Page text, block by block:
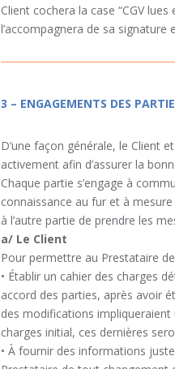
Client cochera la case “CGV
l’accompagnera de sa signature
3 – ENGAGEMENTS DES
D’une façon générale, le Client
activement afin d’assurer la
Chaque partie s’engage à
connaissance au fur et à
à l’autre partie de prendre les
a/ Le Client
Pour permettre au Prestataire
• Établir un cahier des charges
accord des parties, après avoir
des modifications
charges initial, ces dernières
• À fournir des informations